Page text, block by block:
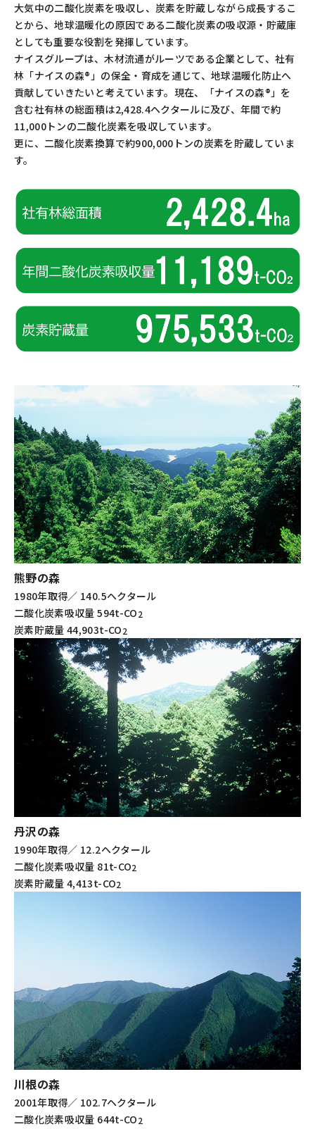
大気中の二酸化炭素を吸収し、炭素を貯蔵しながら成長するこ
とから、地球温暖化の原因である二酸化炭素の吸収源・貯蔵庫
としても重要な役割を発揮しています。
ナイスグループは、木材流通がルーツである企業として、社有
林「ナイスの森®」の保全・育成を通じて、地球温暖化防止へ
貢献していきたいと考えています。現在、「ナイスの森®」を
含む社有林の総面積は2,428.4ヘクタールに及び、年間で約
11,000トンの二酸化炭素を吸収しています。
更に、二酸化炭素換算で約900,000トンの炭素を貯蔵していま
す。
熊野の森
1980年取得／ 140.5ヘクタール
二酸化炭素吸収量 594t-CO2
炭素貯蔵量 44,903t-CO2
丹沢の森
1990年取得／ 12.2ヘクタール
二酸化炭素吸収量 81t-CO2
炭素貯蔵量 4,413t-CO2
川根の森
2001年取得／ 102.7ヘクタール
二酸化炭素吸収量 644t-CO2